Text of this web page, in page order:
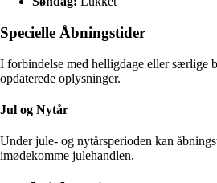
Specielle Åbningstider
I forbindelse med helligdage eller særlige
opdaterede oplysninger.
Jul og Nytår
Under jule- og nytårsperioden kan
imødekomme julehandlen.